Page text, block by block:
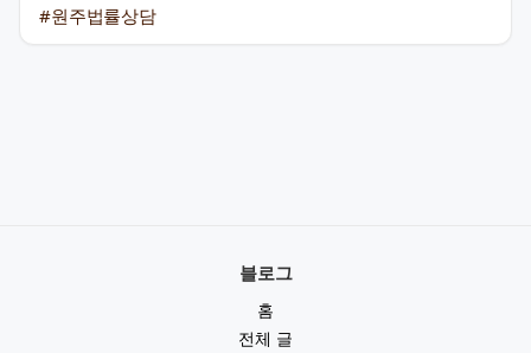
#원주법률상담
블로그
홈
전체 글